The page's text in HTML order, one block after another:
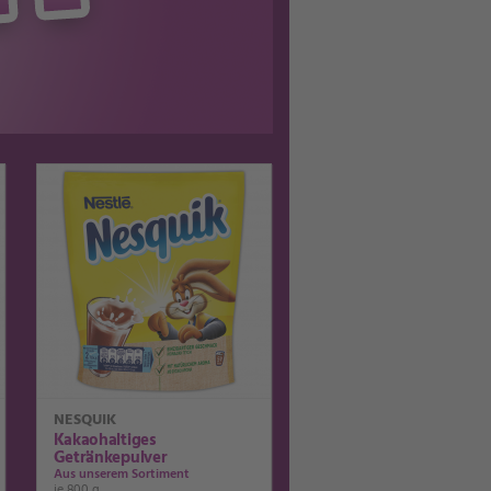
NESQUIK
Kakaohaltiges
Getränkepulver
Aus unserem Sortiment